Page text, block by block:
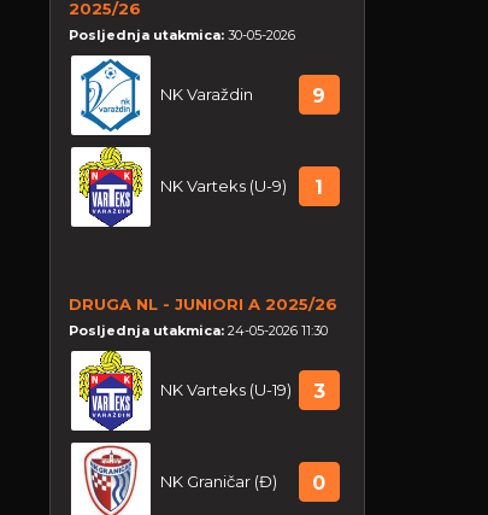
2025/26
Posljednja utakmica: 30-05-2026
NK Varaždin 9
NK Varteks (U-9) 1
DRUGA NL - JUNIORI A 2025/26
Posljednja utakmica: 24-05-2026 11:30
NK Varteks (U-19) 3
NK Graničar (Đ) 0